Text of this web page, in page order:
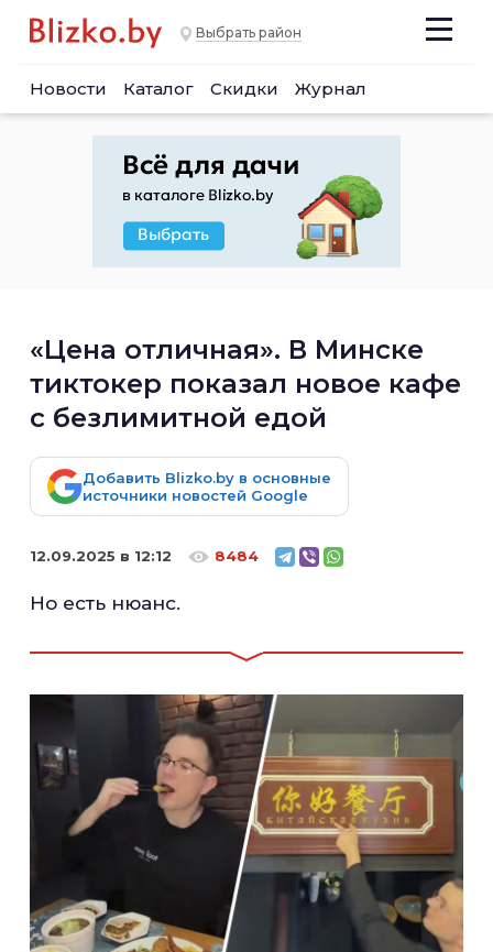
Выбрать район
Новости Каталог Скидки Журнал
«Цена отличная». В Минске
тиктокер показал новое кафе
с безлимитной едой
Добавить Blizko.by в основные
источники новостей Google
12.09.2025 в 12:12 8484
Но есть нюанс.